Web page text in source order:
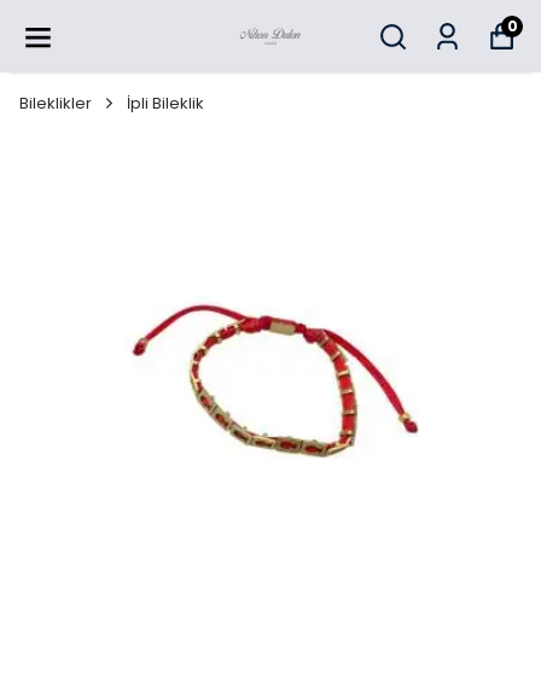
0
Bileklikler İpli Bileklik